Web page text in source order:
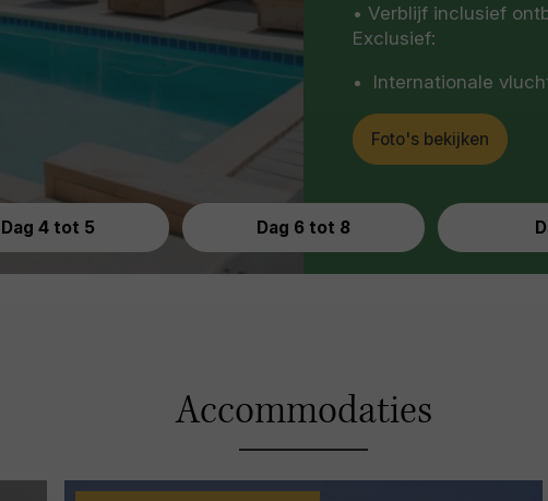
Dag 4 tot 5 Dag 6 tot 8
• Verblijf inclusief
Exclusief:
Internationale
Foto's bekijken
Accommodaties